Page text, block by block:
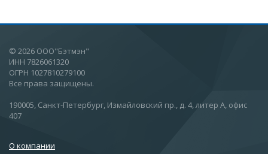
© 2026 ООО"Бэтмэн"
ИНН 7826061320
ОГРН 1027810279100
Все права защищены.
190005, Санкт-Петербург, Измайловский пр., д. 4, литер А, офис
407
О компании